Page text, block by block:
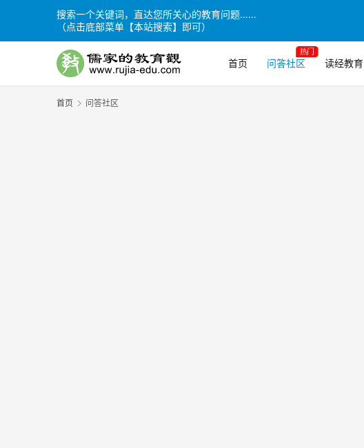
搜索一个关键词，直达您所关心的教育问题……
（点击底部菜单【本站搜索】即可）
首页 问答社区
热门
读经教育
首页 问答社区